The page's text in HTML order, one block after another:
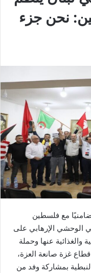
نحن جزء
مع فلسطين
الوحشي الإرهابي على
والغذائية عنها وحملة
قطاع غزة صانعة العزة،
بمشاركة وفد من